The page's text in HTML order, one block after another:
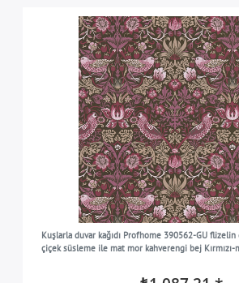
Kuşlarla duvar kağıdı Profhome 390562-GU flizelin
çiçek süsleme ile mat mor kahverengi bej Kırmızı-